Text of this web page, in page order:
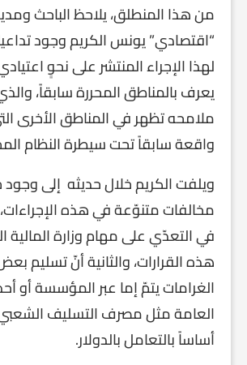
من هذا المنطلق، يلاحظ الباحث
“اقتصادي” يونس الكريم وجود
لهذا الإجراء المنتشر على نحوٍ
يعرف بالمناطق المحررة سابقاً،
ملامحه تظهر في المناطق الأخرى
واقعة سابقاً تحت سيطرة النظام
ويلفت الكريم خلال حديثه إلى
مخالفات متنوّعة في هذه
في التعدّي على مهام وزارة المالية
هذه القرارات، والثانية أنّ تسليم
الغرامات يتمّ إما عبر المؤسسة أو
العامة مثل مصرف التسليف
أساساً بالتعامل بالدولار.